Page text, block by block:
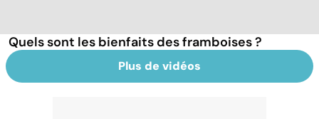
Quels sont les bienfaits des framboises ?
Plus de vidéos